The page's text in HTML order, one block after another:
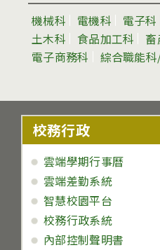
機械科 電機科 電子科
土木科
食品加工科
電子商務科
綜合職能
校務行政
雲端學期行事曆
雲端差勤系統
智慧校園平台
校務行政系統
內部控制聲明書